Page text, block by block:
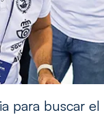
para buscar